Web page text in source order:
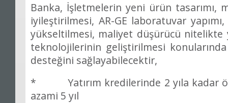
Banka, İşletmelerin yeni ürün tasarımı,
iyileştirilmesi, AR-GE laboratuvar yapımı
yükseltilmesi, maliyet düşürücü nitelikte
teknolojilerinin geliştirilmesi konuları
desteğini sağlayabilecektir,
* Yatırım kredilerinde 2 yıla kadar ö
azami 5 yıl